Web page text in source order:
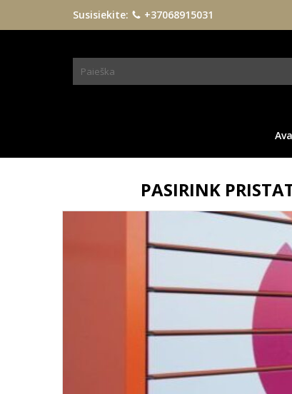
Susisiekite: +37068915031
PASIRINK